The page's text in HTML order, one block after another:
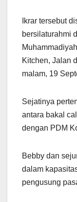
Ikrar tersebut
bersilaturahmi
Kitchen, Jalan
malam, 19
Sejatinya
antara bakal
dengan PDM
Bebby dan
dalam
pengusung